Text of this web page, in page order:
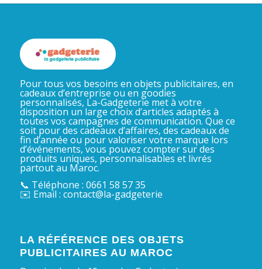
Pour tous vos besoins en objets publicitaires, en
cadeaux d’entreprise ou en goodies
personnalisés, La-Gadgeterie met à votre
disposition un large choix d’articles adaptés à
toutes vos campagnes de communication. Que ce
soit pour des cadeaux d’affaires, des cadeaux de
fin d’année ou pour valoriser votre marque lors
d’événements, vous pouvez compter sur des
produits uniques, personnalisables et livrés
partout au Maroc.
📞 Téléphone : 0661 58 57 35
✉️ Email : contact@la-gadgeterie
LA RÉFÉRENCE DES OBJETS
PUBLICITAIRES AU MAROC